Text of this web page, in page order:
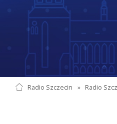
Radio Szczecin » Radio